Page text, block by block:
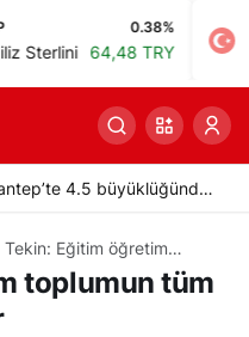
64,48 TRY
BIST
Bist
ayrılık iddialarını
“Yalanlara inanmayın”
Tekin: Eğitim öğretim
toplumun tüm kesimlerini
kapsıyor
toplumun tüm
Paylaş